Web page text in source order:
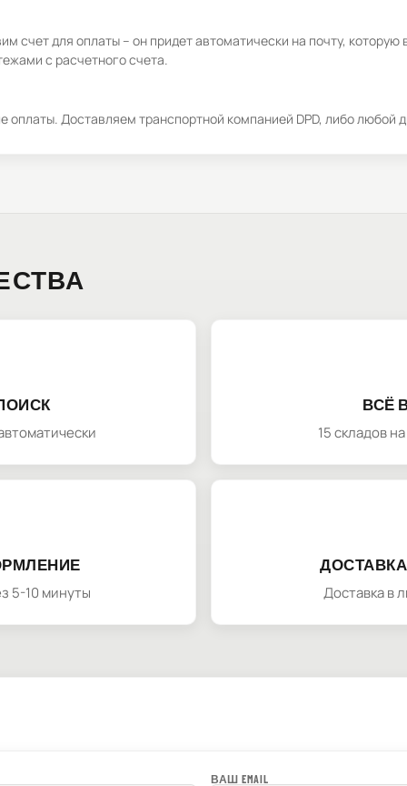
счет для оплаты – он придет автоматически на почту, которую
с расчетного счета.
оплаты. Доставляем транспортной компанией DPD, либо любой
ВСЁ
15 складов
5-10 минуты Доставка в
ВАШ EMAIL